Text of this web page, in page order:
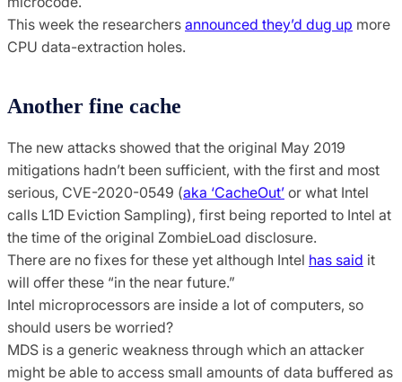
This week the researchers announced they’d dug up more
CPU data-extraction holes.
Another fine cache
The new attacks showed that the original May 2019
mitigations hadn’t been sufficient, with the first and most
serious, CVE-2020-0549 (aka ‘CacheOut’ or what Intel
calls L1D Eviction Sampling), first being reported to Intel at
the time of the original ZombieLoad disclosure.
There are no fixes for these yet although Intel has said it
will offer these “in the near future.”
Intel microprocessors are inside a lot of computers, so
should users be worried?
MDS is a generic weakness through which an attacker
might be able to access small amounts of data buffered as